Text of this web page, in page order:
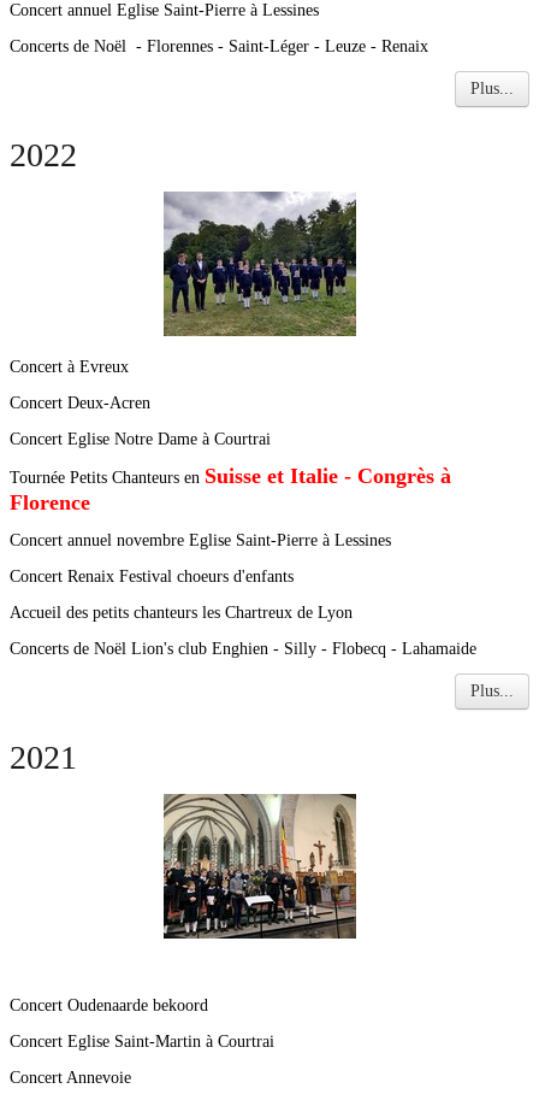
Concert annuel Eglise Saint-Pierre à Lessines
Concerts de Noël - Florennes - Saint-Léger - Leuze - Renaix
Plus...
2022
Concert à Evreux
Concert Deux-Acren
Concert Eglise Notre Dame à Courtrai
Tournée Petits Chanteurs en Suisse et Italie - Congrès à
Florence
Concert annuel novembre Eglise Saint-Pierre à Lessines
Concert Renaix Festival choeurs d'enfants
Accueil des petits chanteurs les Chartreux de Lyon
Concerts de Noël Lion's club Enghien - Silly - Flobecq - Lahamaide
Plus...
2021
Concert Oudenaarde bekoord
Concert Eglise Saint-Martin à Courtrai
Concert Annevoie